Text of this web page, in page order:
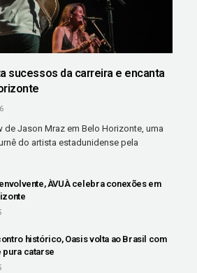
sucessos da carreira e encanta
Jason Mraz em Belo Horizonte, uma
do artista estadunidense pela
ÀVUÀ celebra conexões em
histórico, Oasis volta ao Brasil com
pura catarse